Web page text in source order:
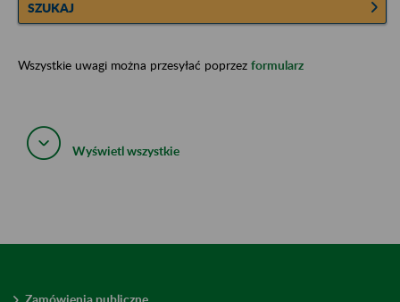
SZUKAJ
Wszystkie uwagi można przesyłać poprzez formularz
Wyświetl wszystkie
Zamówienia publiczne